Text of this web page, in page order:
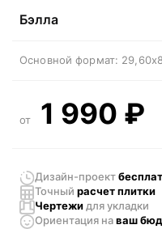
Бэлла
Основной формат:
от 1 990 ₽
Дизайн-проект
Точный расчет плитки
Чертежи для укладки
Ориентация наваш